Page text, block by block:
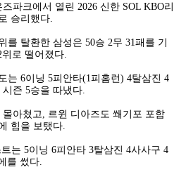
파크에서 열린 2026 신한 SOL KBO리
승리했다.
를 탈환한 삼성은 50승 2무 31패를 기
로 떨어졌다.
는 6이닝 5피안타(1피홈런) 4탈삼진 4
즌 5승을 따냈다.
아쳤고, 르윈 디아즈도 쐐기포 포함
힘을 보탰다.
는 5이닝 6피안타 3탈삼진 4사사구 4
를 썼다.